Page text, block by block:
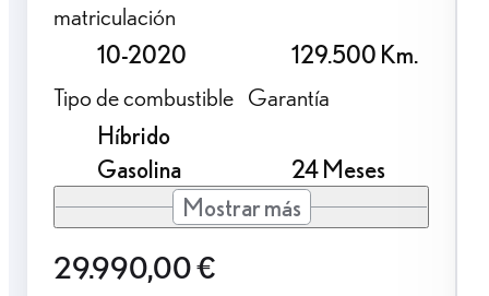
matriculación
10-2020
129.500 Km.
Tipo de combustible
Híbrido
Gasolina
Garantía
24 Meses
Mostrar más
29.990,00 €